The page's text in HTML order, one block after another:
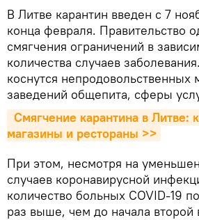
В Литве карантин введен с 7
конца февраля. Правительство
смягчения ограничений в
количества случаев
коснутся непродовольственных
заведений общепита, сферы
магазины и рестораны >>
При этом, несмотря на
случаев коронавирусной
количество больных COVID-19
раз выше, чем до начала